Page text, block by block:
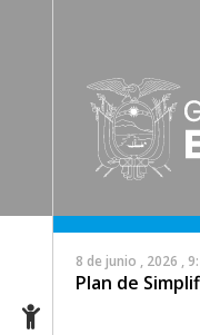
8 de junio , 2026 ,
Plan de